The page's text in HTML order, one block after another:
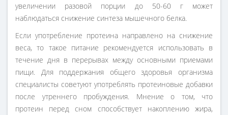
увеличении разовой порции до 50-60 г может
наблюдаться снижение синтеза мышечного белка.
Если употребление протеина направлено на снижение
веса, то такое питание рекомендуется использовать в
течение дня в перерывах между основными приемами
пищи. Для поддержания общего здоровья организма
специалисты советуют употреблять протеиновые добавки
после утреннего пробуждения. Мнение о том, что
протеин перед сном способствует накоплению жира,